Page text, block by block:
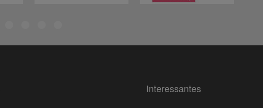
Interessantes